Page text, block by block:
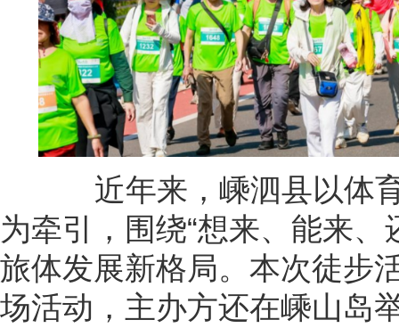
近年来，嵊泗县以体育
为牵引，围绕“想来、能来
旅体发展新格局。本次徒步
场活动，主办方还在嵊山岛